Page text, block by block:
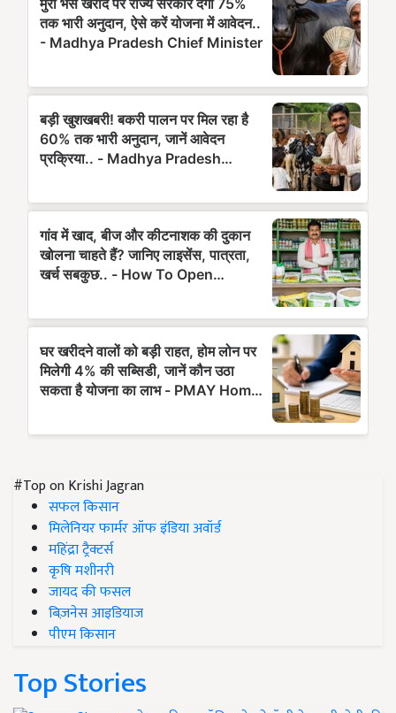
#Top on Krishi Jagran
सफल किसान
मिलेनियर फार्मर ऑफ इंडिया अवॉर्ड
महिंद्रा ट्रैक्टर्स
कृषि मशीनरी
जायद की फसल
बिज़नेस आइडियाज
पीएम किसान
Top Stories